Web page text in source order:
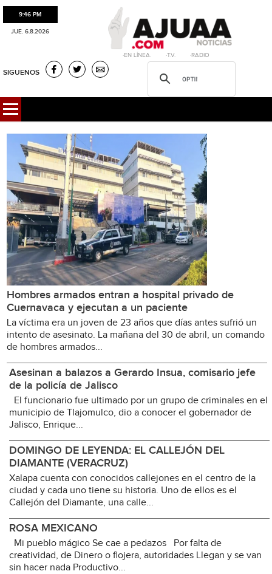
9:46 PM
JUE. 6.8.2026
·EN LÍNEA. ·T.V. ·RADIO
SIGUENOS
Hombres armados entran a hospital privado de
Cuernavaca y ejecutan a un paciente
La víctima era un joven de 23 años que días antes sufrió un
intento de asesinato. La mañana del 30 de abril, un comando
de hombres armados...
Asesinan a balazos a Gerardo Insua, comisario jefe
de la policía de Jalisco
El funcionario fue ultimado por un grupo de criminales en el
municipio de Tlajomulco, dio a conocer el gobernador de
Jalisco, Enrique...
DOMINGO DE LEYENDA: EL CALLEJÓN DEL
DIAMANTE (VERACRUZ)
Xalapa cuenta con conocidos callejones en el centro de la
ciudad y cada uno tiene su historia. Uno de ellos es el
Callejón del Diamante, una calle...
ROSA MEXICANO
Mi pueblo mágico Se cae a pedazos Por falta de
creatividad, de Dinero o flojera, autoridades Llegan y se van
sin hacer nada Productivo...